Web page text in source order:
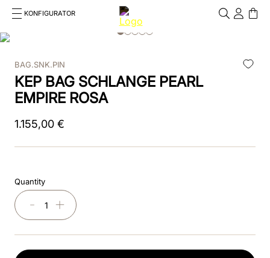
KONFIGURATOR
Cosa stai cercando?
BAG.SNK.PIN
KEP BAG SCHLANGE PEARL
EMPIRE ROSA
1.155,00 €
Quantity
＋
－